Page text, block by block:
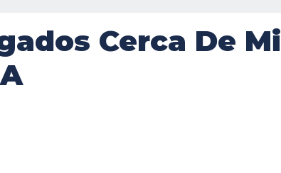
Cerca De Mi